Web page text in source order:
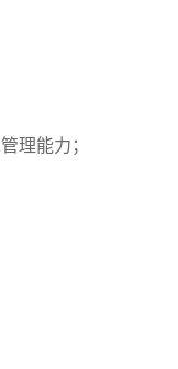
理能力；